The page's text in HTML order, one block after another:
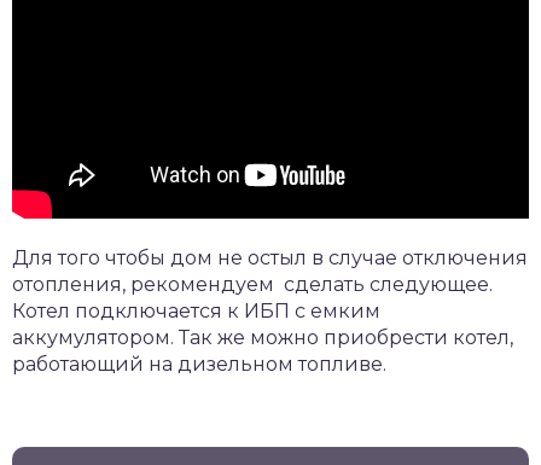
Для того чтобы дом не остыл в случае отключения
отопления, рекомендуем сделать следующее.
Котел подключается к ИБП с емким
аккумулятором. Так же можно приобрести котел,
работающий на дизельном топливе.